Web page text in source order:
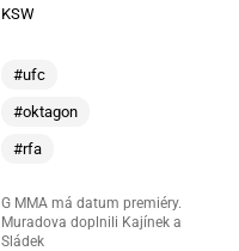
KSW
#ufc
#oktagon
#rfa
G MMA má datum premiéry.
Muradova doplnili Kajínek a
Sládek